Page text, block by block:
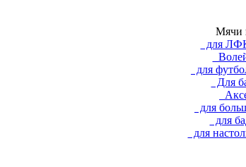
Мячи
для
для
Для
для
для
для